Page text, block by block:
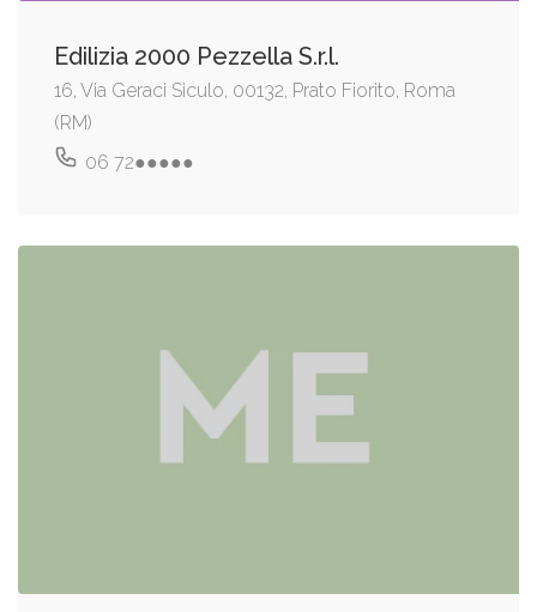
Edilizia 2000 Pezzella S.r.l.
16, Via Geraci Siculo, 00132, Prato Fiorito, Roma
(RM)
06 72●●●●●